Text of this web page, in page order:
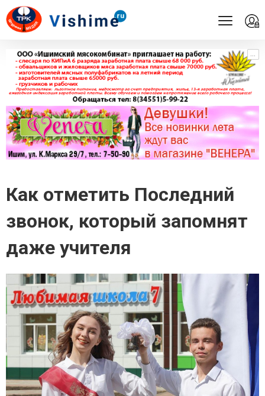
...
...
Как отметить Последний
звонок, который запомнят
даже учителя